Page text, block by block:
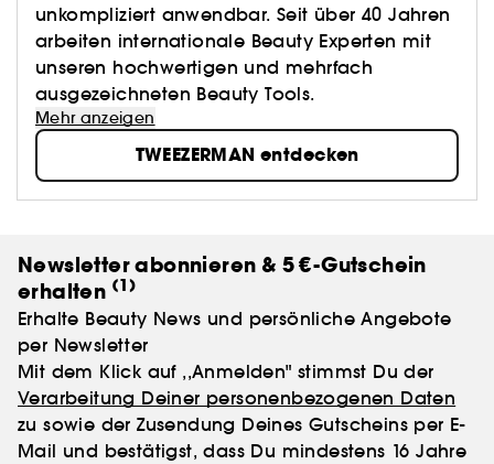
unkompliziert anwendbar. Seit über 40 Jahren
arbeiten internationale Beauty Experten mit
unseren hochwertigen und mehrfach
ausgezeichneten Beauty Tools.
Mehr anzeigen
TWEEZERMAN entdecken
Newsletter abonnieren & 5 €-Gutschein
erhalten (1)
Erhalte Beauty News und persönliche Angebote
per Newsletter
Mit dem Klick auf ,,Anmelden" stimmst Du der
Verarbeitung Deiner personenbezogenen Daten
zu sowie der Zusendung Deines Gutscheins per E-
Mail und bestätigst, dass Du mindestens 16 Jahre